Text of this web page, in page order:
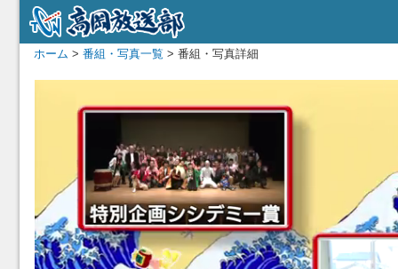
ホーム > 番組・写真一覧 > 番組・写真詳細